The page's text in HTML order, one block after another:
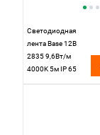
Светодиодная
лента Base 12В
2835 9,6Вт/м
4000K 5м IP 65